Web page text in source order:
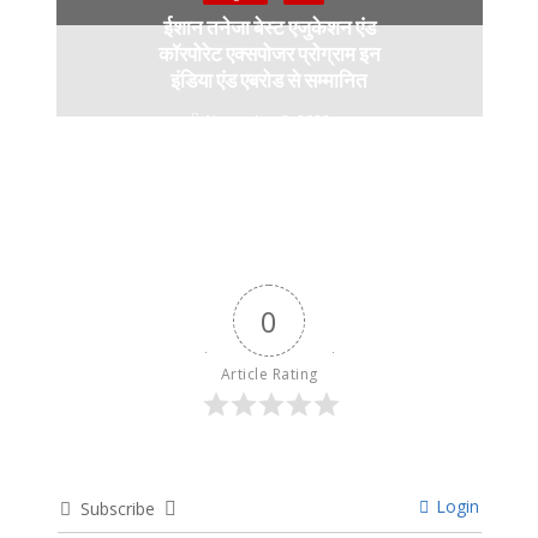
ईशान तनेजा बेस्ट एजुकेशन एंड
कॉरपोरेट एक्सपोजर प्रोग्राम इन
इंडिया एंड एबरोड से सम्मानित
November 3, 2023
0
Article Rating
Subscribe Login